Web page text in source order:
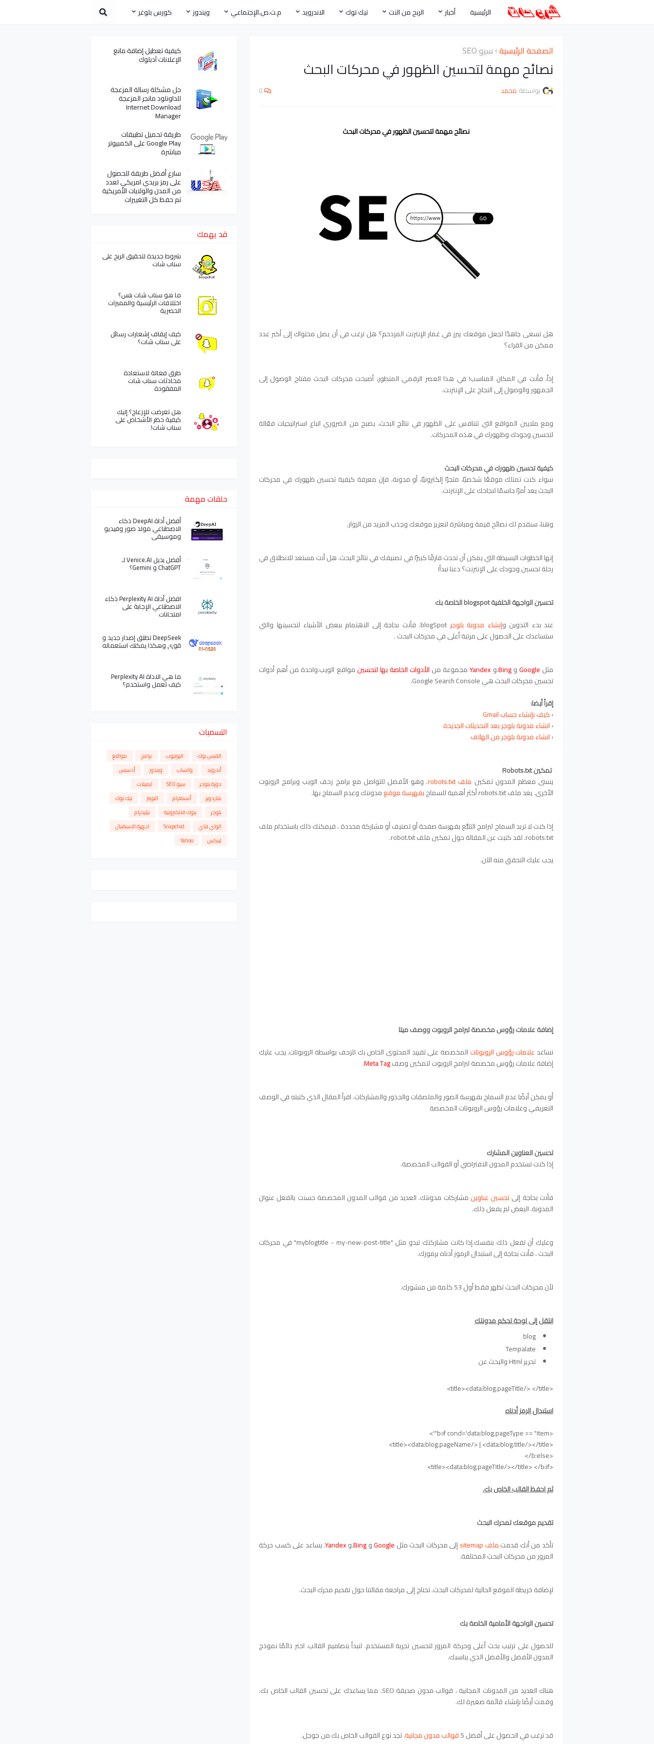
الرئيسية أخبار الربح من النت تيك توك الاندرويد م.ت.ص.الإجتماعي ويندوز كورس بلوغر
الصفحة الرئيسية سيو SEO
نصائح مهمة لتحسين الظهور في محركات البحث
بواسطة محمد 0
نصائح مهمة لتحسين الظهور في محركات البحث
هل تسعى جاهدًا لجعل موقعك يبرز في غمار الإنترنت المزدحم؟ هل ترغب في أن يصل محتواك إلى أكبر عدد
ممكن من القراء؟
إذاً، فأنت في المكان المناسب! في هذا العصر الرقمي المتطور، أصبحت محركات البحث مفتاح الوصول إلى
الجمهور والوصول إلى النجاح على الإنترنت.
ومع ملايين المواقع التي تتنافس على الظهور في نتائج البحث، يصبح من الضروري اتباع استراتيجيات فعّالة
لتحسين وجودك وظهورك في هذه المحركات.
كيفية تحسين ظهورك في محركات البحث
سواء كنت تمتلك موقعًا شخصيًا، متجرًا إلكترونيًا، أو مدونة، فإن معرفة كيفية تحسين ظهورك في محركات
البحث يعد أمرًا حاسمًا لنجاحك على الإنترنت.
وهنا، سنقدم لك نصائح قيمة ومباشرة لتعزيز موقعك وجذب المزيد من الزوار.
إنها الخطوات البسيطة التي يمكن أن تحدث فارقًا كبيرًا في تصنيفك في نتائج البحث. هل أنت مستعد للانطلاق في
رحلة تحسين وجودك على الإنترنت؟ دعنا نبدأ!
تحسين الواجهة الخلفية blogspot الخاصة بك
عند بدء التدوين وإنشاء مدونة بلوجر
blogSpot. فأنت بحاجة إلى الاهتمام ببعض الأشياء لتحسينها والتي
ستساعدك على الحصول على مرتبة أعلى في محركات البحث .
مثل GoogleوBing.و Yandexمجموعة من الأدوات الخاصة بها لتحسينمواقع الويب.واحدة من أهم أدوات
تحسين محركات البحث هي Google Search Console.
إقرأ أيضا:
›كيفبإنشاء حساب Gmail
›انشاء مدونة بلوجر بعد التحديثات الجديدة
›انشاء مدونة بلوجر من الهاتف
تمكين Robots.txt
ينسى معظم المدون تمكين ملف robots.txt
. وهو الأفضل للتواصل مع برامج زحف الويب وبرامج الروبوت
الأخرى. يعد ملف robots.txt أكثر أهمية للسماح
بفهرسة موقعمدونتك وعدم السماح بها.
إذا كنت لا تريد السماح لبرامج التتبُّع بفهرسة صفحة أو تصنيف أو مشاركة محددة ، فيمكنك ذلك باستخدام ملف
robots.txt. لقد كتبت عن المقالة حول تمكين ملف robot.txt.
يجب عليك التحقق منه الآن.
إضافة علامات رؤوس مخصصة لبرامج الروبوت ووصف ميتا
تساعدعلامات رؤوس الروبوتاتالمخصصة على تقييد المحتوى الخاص بك للزحف بواسطة الروبوتات. يجب عليك
إضافة علامات رؤوس مخصصة لبرامج الروبوت لتمكين وصفMeta Tag
.
أو يمكن أيضًا عدم السماح بفهرسة الصور والملصقات والجذور والمشاركات. اقرأ المقال الذي كتبته في الوصف
التعريفي وعلامات رؤوس الروبوتات المخصصة
تحسين العناوين المشارك
إذا كنت تستخدم المدون الافتراضي أو القوالب المخصصة.
فأنت بحاجة إلىتحسين عناوينمشاركات مدونتك. العديد من قوالب المدون المخصصة حسنت بالفعل عنوان
المدونة. البعض لم يفعل ذلك.
وعليك أن تفعل ذلك بنفسك.إذا كانت مشاركتك تبدو مثل "myblogtitle - my-new-post-title" في محركات
البحث ، فأنت بحاجة إلى استبدال الرموز أدناه برموزك.
لأن محركات البحث تظهر فقط أول 53 كلمة من منشورك.
انتقل إلى لوحة تحكم مدونتك
blog
Tempalate
تحرير Html والبحث عن
<title><data:blog.pageTitle/> </title>
استبدال الرمز أدناه
<b:if cond='data:blog.pageType == "item"'>
<title><data:blog.pageName/> | <data:blog.title/></title>
<b:else/>
<title><data:blog.pageTitle/></title> </b:if>
ثم احفظ القالب الخاص بك.
تقديم موقعك لمحرك البحث
تأكد من أنك قدمتملف sitemap إلى محركات البحث مثل GoogleوBing.وYandex. يساعد على كسب حركة
المرور من محركات البحث المختلفة.
لإضافة خريطة الموقع الحالية لمحركات البحث. تحتاج إلى مراجعة مقالتنا حول تقديم محرك البحث.
تحسين الواجهة الأمامية الخاصة بك
للحصول على ترتيب بحث أعلى وحركة المرور لتحسين تجربة المستخدم. لنبدأ بتصاميم القالب. اختر دائمًا نموذج
المدون الأفضل والأفضل الذي يناسبك.
هناك العديد من المدونات المجانية ، قوالب مدون صديقة SEO. مما يساعدك على تحسين القالب الخاص بك.
وقمت أيضًا بإنشاء قائمة صغيرة لك.
قد ترغب في الحصول على أفضل 5 قوالب مدون مجانية. تجد نوع القوالب الخاص بك من جوجل.
كيفية تعطيل إضافة مانع
الإعلانات آدبلوك
حل مشكلة رسالة المزعجة
للداونلود مانجر المزعجة
Internet Download
Manager
طريقة تحميل تطبيقات
Google Play على الكمبيوتر
مباشرة
سارع أفضل طريقة للحصول
على رمز بريدي امريكي لعدد
من المدن والولايات الأمريكية
تم حفظ كل التغييرات
قد يهمك
شروط جديدة لتحقيق الربح على
سناب شات
ما هو سناب شات بلس؟
اختلافات الرئيسية والمميزات
الحصرية
كيف إيقاف إشعارات رسائل
على سناب شات؟
طرق فعالة لاستعادة
محادثات سناب شات
المفقودة
هل تعرضت للإزعاج؟ إليك
كيفية حظر الأشخاص على
سناب شات!
حلقات مهمة
أفضل أداة DeepAI ذكاء
الاصطناعي مولد صور وفيديو
وموسيقى
أفضل بديل Venice.AI لـ
ChatGPT و Gemini؟
افضل أداة Perplexity AI ذكاء
الاصطناعي الإجابة على
امتحانات
DeepSeek تطلق إصدار جديد و
قوي وهكذا يمكنك استعماله
ما هي الاداة Perplexity AI
كيف تعمل واستخدم؟
التسميات
الفيس بوك اليوتيوب برامج
مواقع
أندرويد
واتساب ويندوز
أدسنس
دورة بلوجر
سيو SEO
ايميلات
هاردوير
أنستغرام التويتر
تيك توك
بلوجر
بنوك الالكترونية
تيليجرام
الواي فاي
Snapchat
اجهزة الاستقبال
لينكس
Yahoo